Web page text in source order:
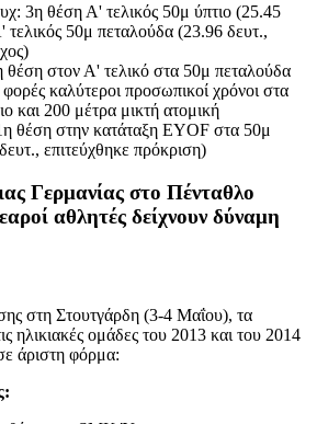
3η θέση Α' τελικός 50μ ύπτιο (25.45
50μ πεταλούδα (23.96 δευτ.,
στον Α' τελικό στα 50μ πεταλούδα
καλύτεροι προσωπικοί χρόνοι στα
και 200 ​​μέτρα μικτή ατομική
θέση στην κατάταξη EYOF στα 50μ
επιτεύχθηκε πρόκριση)
Γερμανίας στο Πένταθλο
αθλητές δείχνουν δύναμη
στη Στουτγάρδη (3-4 Μαΐου), τα
ηλικιακές ομάδες του 2013 και του 2014
άριστη φόρμα: